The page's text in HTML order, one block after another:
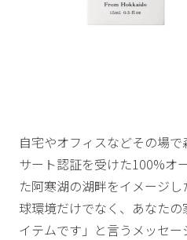
自宅やオフィスなどその場
サート認証を受けた100%オ
た阿寒湖の湖畔をイメージ
球環境だけでなく、あなた
イテムです」と言うメッセー